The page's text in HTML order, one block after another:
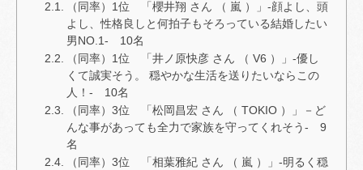
（同率）1位 「櫻井翔 さん （ 嵐 ）」-顔よし、頭
よし、性格良しと何拍子もそろっている結婚したい
男NO.1- 10名
（同率）1位 「井ノ原快彦 さん （ V6 ）」-優し
くて誠実そう。 穏やかな生活を送りたいならこの
人！- 10名
（同率）3位 「松岡昌宏 さん （ TOKIO ）」－ど
んな事があっても全力で家族を守ってくれそう- 9
名
（同率）3位 「相葉雅紀 さん （ 嵐 ）」-明るく穏